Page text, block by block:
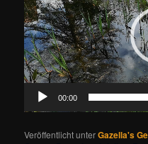
00:00
Veröffentlicht unterGazella's